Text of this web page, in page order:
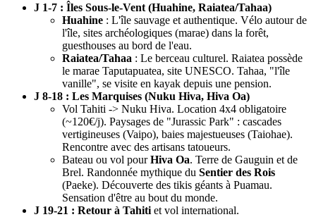
J 1-7 : Îles Sous-le-Vent (Huahine, Raiatea/Tahaa)
Huahine : L'île sauvage et authentique. Vélo autour de
l'île, sites archéologiques (marae) dans la forêt,
guesthouses au bord de l'eau.
Raiatea/Tahaa : Le berceau culturel. Raiatea possède
le marae Taputapuatea, site UNESCO. Tahaa, "l'île
vanille", se visite en kayak depuis une pension.
J 8-18 : Les Marquises (Nuku Hiva, Hiva Oa)
Vol Tahiti -> Nuku Hiva. Location 4x4 obligatoire
(~120€/j). Paysages de "Jurassic Park" : cascades
vertigineuses (Vaipo), baies majestueuses (Taiohae).
Rencontre avec des artisans tatoueurs.
Bateau ou vol pourHiva Oa. Terre de Gauguin et de
Brel. Randonnée mythique du Sentier des Rois
(Paeke). Découverte des tikis géants à Puamau.
Sensation d'être au bout du monde.
J 19-21 : Retour à Tahiti et vol international.